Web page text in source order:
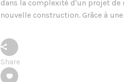
dans la complexité d'un projet de
nouvelle construction. Grâce à
Share